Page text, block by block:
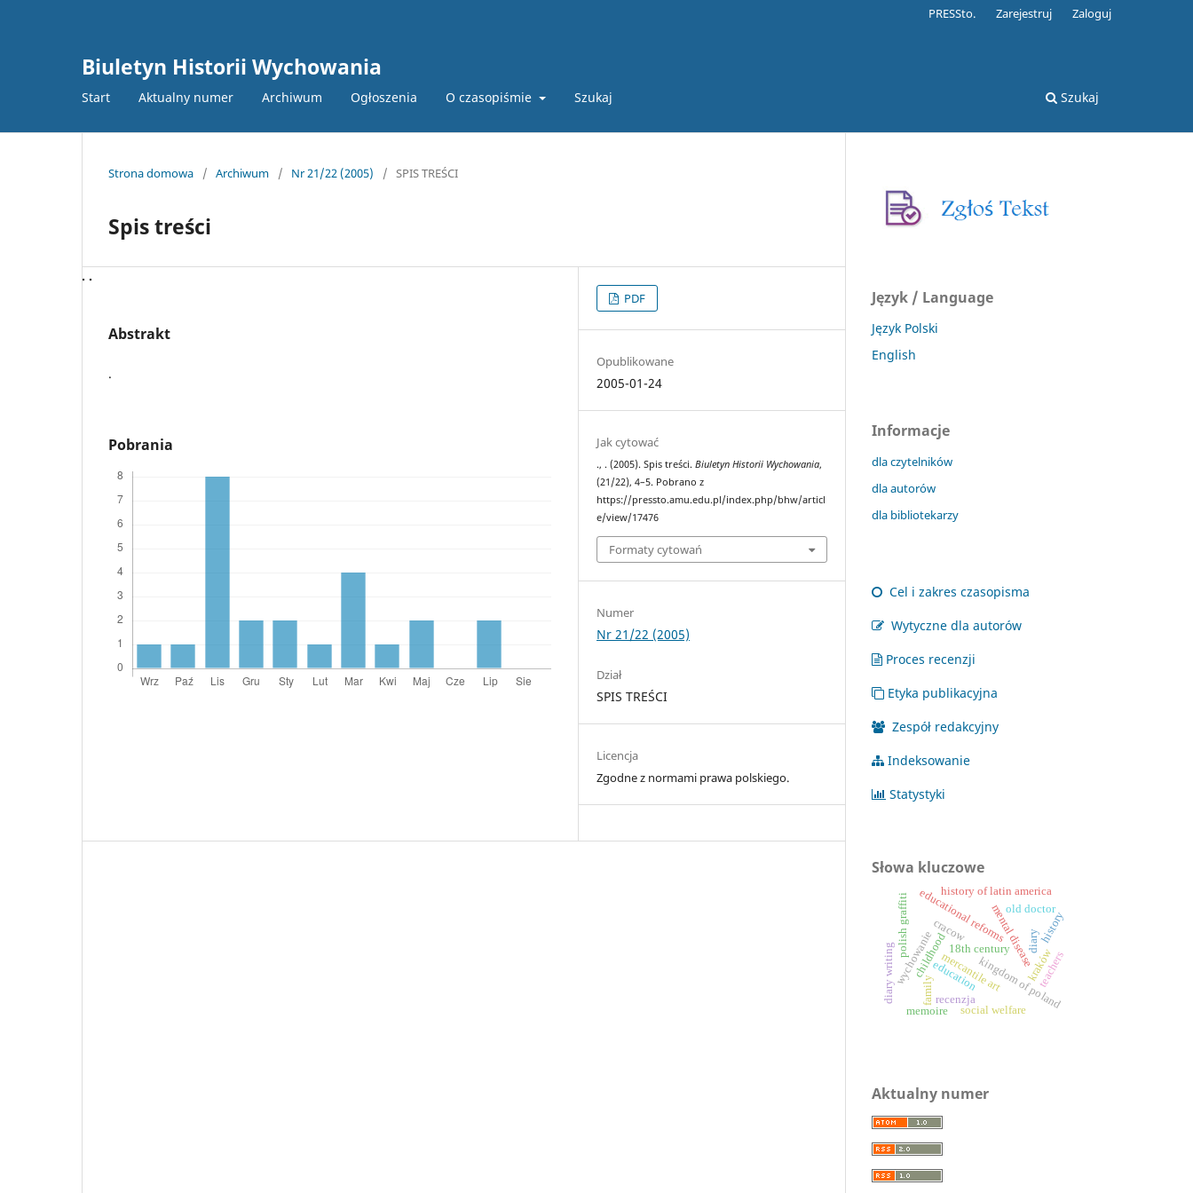
Biuletyn Historii Wychowania
Start Aktualny numer Archiwum Ogłoszenia O czasopiśmie Szukaj Szukaj
PRESSto. Zarejestruj Zaloguj
Strona domowa / Archiwum / Nr 21/22 (2005) / SPIS TREŚCI
Spis treści
. .
Abstrakt
.
Pobrania
PDF
Opublikowane
2005-01-24
Jak cytować
., . (2005). Spis treści.Biuletyn Historii Wychowania,
(21/22), 4–5. Pobrano z
https://pressto.amu.edu.pl/index.php/bhw/articl
e/view/17476
Formaty cytowań
Numer
Nr 21/22 (2005)
Dział
SPIS TREŚCI
Licencja
Zgodne z normami prawa polskiego.
Język / Language
Język Polski
English
Informacje
dla czytelników
dla autorów
dla bibliotekarzy
Cel i zakres czasopisma
Wytyczne dla autorów
Proces recenzji
Etyka publikacyjna
Zespół redakcyjny
Indeksowanie
Statystyki
Słowa kluczowe
mercantile art
cracow
childhoodeducation
family
mental disease
18th century
educational reforms
kingdom of poland
kraków
recenzja
wychowanie teachers
diary
memoire
diary writing
history
history of latin america
social welfare
polish graffiti old doctor
Aktualny numer